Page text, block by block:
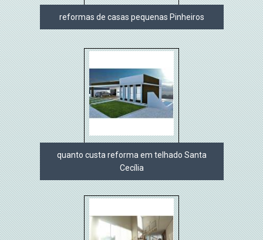
reformas de casas pequenas Pinheiros
quanto custa reforma em telhado Santa
Cecília